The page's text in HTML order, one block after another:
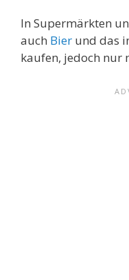
In Supermärkten
auch Bier und das
kaufen, jedoch nur